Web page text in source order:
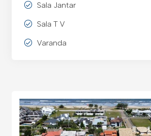
Sala Jantar
Sala T V
Varanda